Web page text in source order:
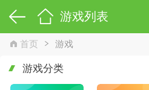
游戏列表
首页 游戏
游戏分类